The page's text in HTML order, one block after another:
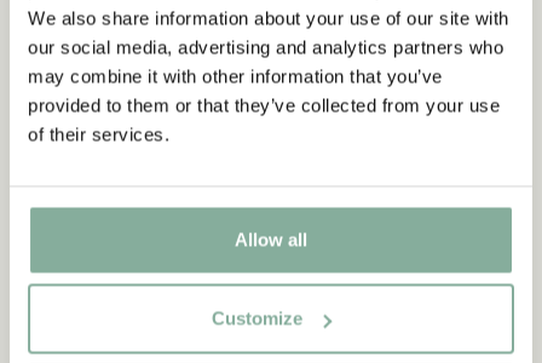
We also share information about your use of our site with
our social media, advertising and analytics partners who
may combine it with other information that you’ve
provided to them or that they’ve collected from your use
of their services.
Allow all
Customize
Servetter Barnen i
Bullerbyn, kapitel 1
BARNEN I BULLERBYN
69.00 SEK
Servetter Barnen i
Bullerbyn, kapitel 2
BARNEN I BULLERBYN
69.00 SEK